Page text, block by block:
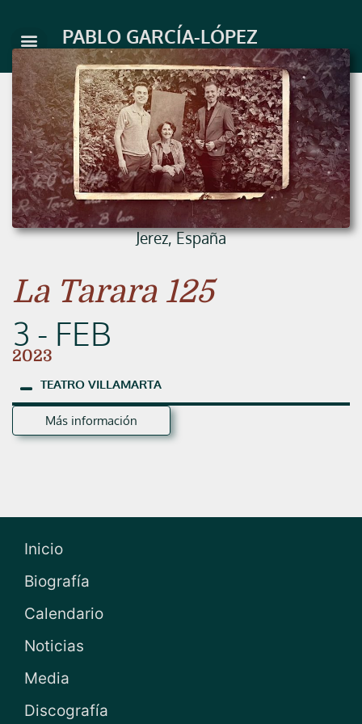
contenido PABLO GARCÍA-LÓPEZ
Jerez, España
La Tarara 125
3 - FEB
2023
TEATRO VILLAMARTA
Más información
Inicio
Biografía
Calendario
Noticias
Media
Discografía